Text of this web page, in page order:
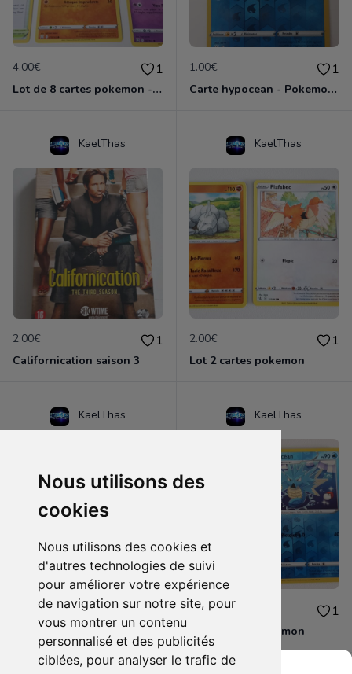
Nous utilisons des
cookies
Nous utilisons des cookies et
d'autres technologies de suivi
pour améliorer votre expérience
de navigation sur notre site, pour
vous montrer un contenu
personnalisé et des publicités
ciblées, pour analyser le trafic de
4.00€ 1
Lot de 8 cartes pokemon - épée et bouclier
1.00€ 1
Carte hypocean - Pokemon épée et bouclier
KaelThas
2.00€ 1
Californication saison 3
KaelThas
2.00€ 1
Lot 2 cartes pokemon
KaelThas
2.00€ 1
Lot 2 cartes pokemon
KaelThas
4.00€ 1
Lot 2 cartes pokemon